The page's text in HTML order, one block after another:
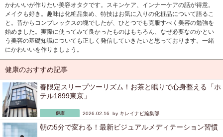
かわいいが作りたい美容オタクです。スキンケア、インナーケアの話が得意。
メイクも好き。趣味は化粧品集め、特技はお気に入りの化粧品について語るこ
と。昔からコンプレックスの塊でしたが、ひとつでも克服すべく美容の勉強を
始めました。実際に使ってみて良かったものはもちろん、なぜ必要なのかとい
う美容の基礎知識についても正しく発信していきたいと思っております。一緒
にかわいいを作りましょう。
健康のおすすめ記事
春限定スリープツーリズム！お茶と眠りで心身整える「ホ
テル1899東京」
2026.02.16 by キレイナビ編集部
朝の5分で変わる！最新ビジュアルメディテーション習慣